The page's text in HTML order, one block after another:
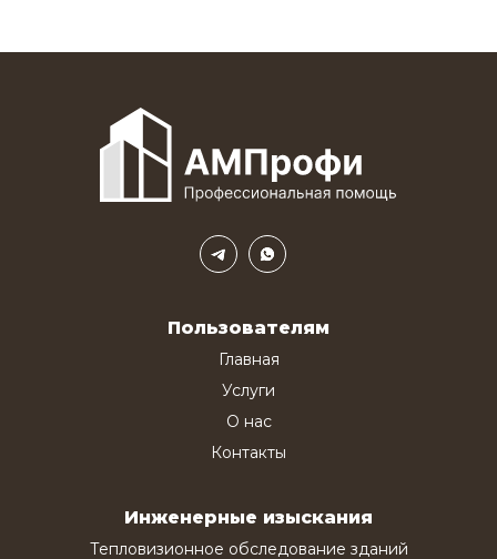
Пользователям
Главная
Услуги
О нас
Контакты
Инженерные изыскания
Тепловизионное обследование зданий